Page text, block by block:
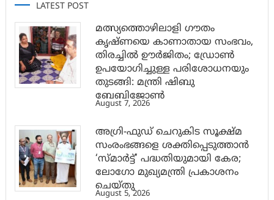
LATEST POST
മത്സ്യത്തൊഴിലാളി ഗൗതം
കൃഷ്ണയെ കാണാതായ സംഭവം,
തിരച്ചിൽ ഊർജിതം; ഡ്രോണ്‍
ഉപയോഗിച്ചുള്ള പരിശോധനയും
തുടങ്ങി: മന്ത്രി ഷിബു
ബേബിജോണ്‍
August 7, 2026
അഗ്രി-ഫുഡ് ചെറുകിട സൂക്ഷ്മ
സംരംഭങ്ങളെ ശക്തിപ്പെടുത്താന്‍
‘സ്മാര്‍ട്ട്’ പദ്ധതിയുമായി കേര;
ലോഗോ മുഖ്യമന്ത്രി പ്രകാശനം
ചെയ്തു
August 5, 2026